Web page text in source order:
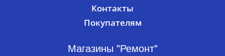
Контакты
Покупателям
Магазины "Ремонт"